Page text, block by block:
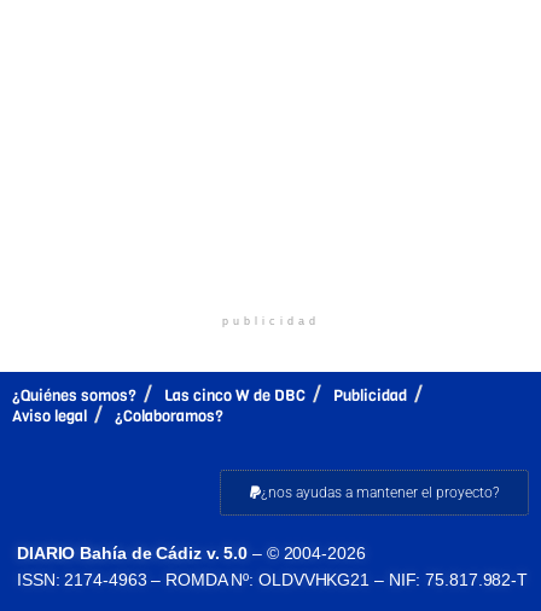
publicidad
¿Quiénes somos? Las cinco W de DBC
Publicidad
Aviso legal
¿Colaboramos?
¿nos ayudas a mantener el proyecto?
DIARIO Bahía de Cádiz v. 5.0 – © 2004-2026
ISSN: 2174-4963 – ROMDA Nº: OLDVVHKG21 – NIF: 75.817.982-T